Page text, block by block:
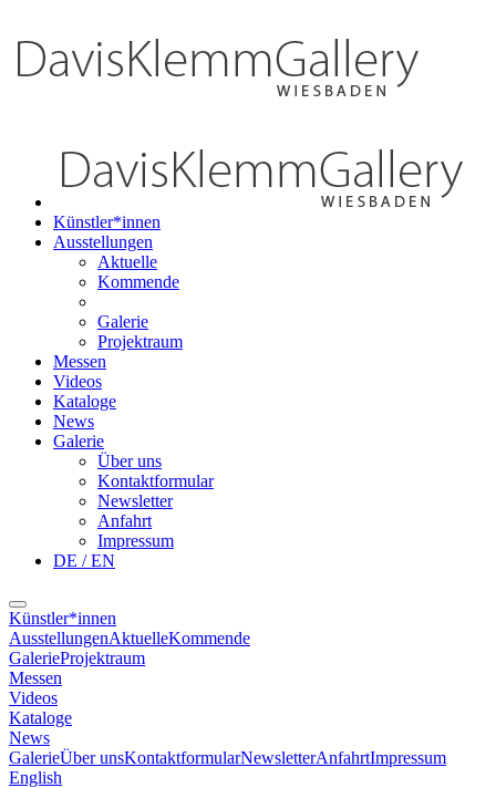
Künstler*innen
Ausstellungen
Aktuelle
Kommende
Galerie
Projektraum
Messen
Videos
Kataloge
News
Galerie
Über uns
Kontaktformular
Newsletter
Anfahrt
Impressum
DE / EN
Künstler*innen
AusstellungenAktuelleKommende
GalerieProjektraum
Messen
Videos
Kataloge
News
GalerieÜber unsKontaktformularNewsletterAnfahrtImpressum
English